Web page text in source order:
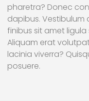
pharetra? Donec
dapibus. Vestibulum
finibus sit amet
Aliquam erat
lacinia viverra?
posuere.